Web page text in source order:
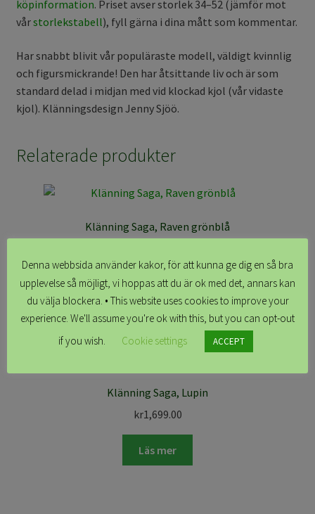
köpinformation. Priset avser storlek 34–52 (jämför mot
vårstorlekstabell), fyll gärna i dina mått som kommentar.
Har snabbt blivit vår populäraste modell, väldigt kvinnlig
och figursmickrande! Den har åtsittande liv och är som
standard delad i midjan med vid klockad kjol (vår vidaste
kjol). Klänningsdesign Jenny Sjöö.
Relaterade produkter
Klänning Saga, Raven grönblå
Skapa ditt plagg
Klänning Saga, Lupin
kr1,699.00
Läs mer
Denna webbsida använder kakor, för att kunna ge dig en så bra
upplevelse så möjligt, vi hoppas att du är ok med det, annars kan
du välja blockera. • This website uses cookies to improve your
experience. We'll assume you're ok with this, but you can opt-out
if you wish.
Cookie settings ACCEPT